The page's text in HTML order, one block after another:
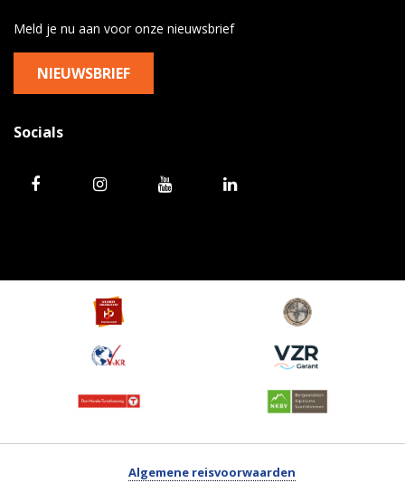
Meld je nu aan voor onze nieuwsbrief
NIEUWSBRIEF
Socials
Algemene reisvoorwaarden